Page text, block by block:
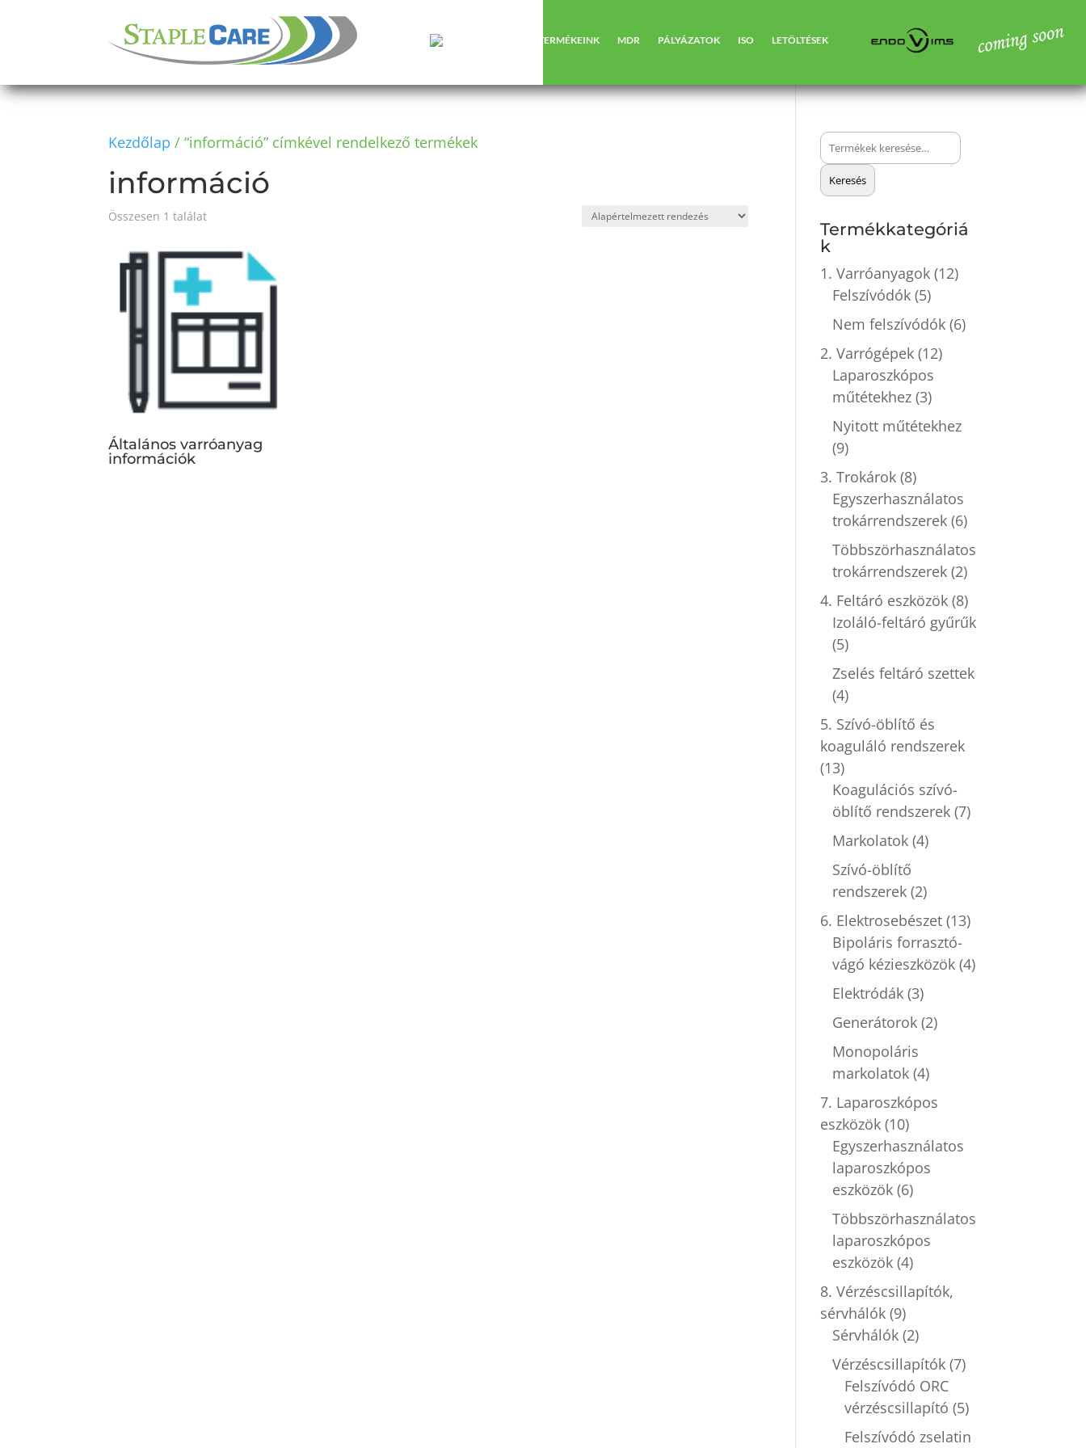
TERMÉKEINK MDR PÁLYÁZATOK ISO LETÖLTÉSEK
Kezdőlap / “információ” címkével rendelkező termékek
információ
Összesen 1 találat
Általános varróanyag
információk
Keresés
a
következőre:
Keresés
Termékkategóriá
k
1. Varróanyagok (12)
Felszívódók (5)
Nem felszívódók (6)
2. Varrógépek (12)
Laparoszkópos
műtétekhez (3)
Nyitott műtétekhez
(9)
3. Trokárok (8)
Egyszerhasználatos
trokárrendszerek (6)
Többszörhasználatos
trokárrendszerek (2)
4. Feltáró eszközök (8)
Izoláló-feltáró gyűrűk
(5)
Zselés feltáró szettek
(4)
5. Szívó-öblítő és
koaguláló rendszerek
(13)
Koagulációs szívó-
öblítő rendszerek (7)
Markolatok (4)
Szívó-öblítő
rendszerek (2)
6. Elektrosebészet (13)
Bipoláris forrasztó-
vágó kézieszközök (4)
Elektródák (3)
Generátorok (2)
Monopoláris
markolatok (4)
7. Laparoszkópos
eszközök (10)
Egyszerhasználatos
laparoszkópos
eszközök (6)
Többszörhasználatos
laparoszkópos
eszközök (4)
8. Vérzéscsillapítók,
sérvhálók (9)
Sérvhálók (2)
Vérzéscsillapítók (7)
Felszívódó ORC
vérzéscsillapító (5)
Felszívódó zselatin